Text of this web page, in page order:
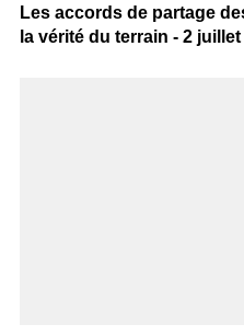
Les accords de partage
la vérité du terrain - 2 juillet